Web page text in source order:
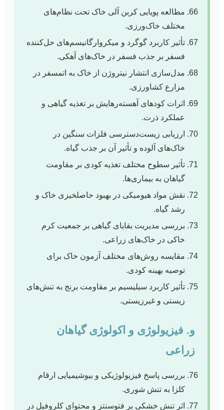
مطالعه پویایی کربن آلی خاک تحت نظام‌های
مختلف خاک‌ورزی.
تأثیر کاربرد گوگرد و میکروارگانیسم‌های حل‌کننده
فسفر بر جذب فسفر در خاک‌های آهکی.
مدل‌سازی انتشار نیتروژن از خاک به اتمسفر در
مزارع کشاورزی.
اثرات کودهای آهسته‌رهایش بر تغذیه گیاهی و
عملکرد ذرت.
ارزیابی زیست‌دسترسی فلزات سنگین در
خاک‌های آلوده و تأثیر آن بر جذب گیاه.
تأثیر سطوح مختلف تغذیه کودی بر مقاومت
گیاهان به بیماری‌ها.
نقش مواد هیومیکی در بهبود حاصلخیزی خاک و
رشد گیاه.
بررسی مدیریت بقایای گیاهی بر جمعیت کرم
خاکی در خاک‌های زراعی.
مقایسه روش‌های مختلف آزمون خاک برای
توصیه بهینه کودی.
تأثیر کاربرد سیلیسیم بر مقاومت برنج به تنش‌های
زیستی و غیرزیستی.
و. فیزیولوژی و اکولوژی گیاهان
زراعی
بررسی پاسخ فیزیولوژیکی و بیوشیمیایی ارقام
کلزا به تنش شوری.
اثر تنش خشکی بر فتوسنتز و محتوای کلروفیل در